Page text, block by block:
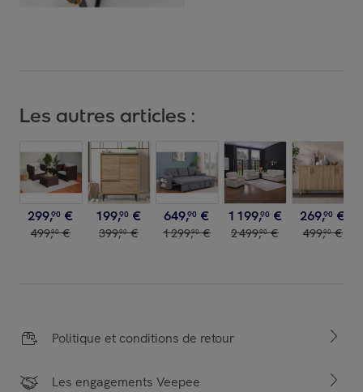
Les autres articles :
299,90 €
499,90 €
199,90 €
399,90 €
649,90 €
1299,90 €
1 199,90 €
2499,90 €
269,90 €
499,90 €
Politique et conditions de retour
Les engagements Veepee